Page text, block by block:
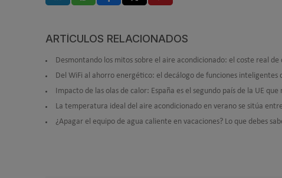
ARTÍCULOS RELACIONADOS
Desmontando los mitos sobre el aire acondicionado: el coste real
Del WiFi al ahorro energético: el decálogo de funciones
Impacto de las olas de calor: España es el segundo país de la UE
La temperatura ideal del aire acondicionado en verano se sitúa
¿Apagar el equipo de agua caliente en vacaciones? Lo que debes